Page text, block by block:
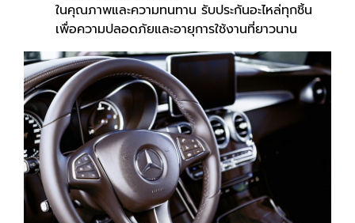
ในคุณภาพและความทนทาน รับประกันอะไหล่ทุกชิ้น
เพื่อความปลอดภัยและอายุการใช้งานที่ยาวนาน